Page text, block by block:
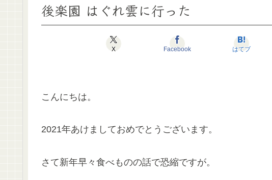
後楽園 はぐれ雲に行った
X Facebook はてブ
こんにちは。
2021年あけましておめでとうございます。
さて新年早々食べものの話で恐縮ですが。